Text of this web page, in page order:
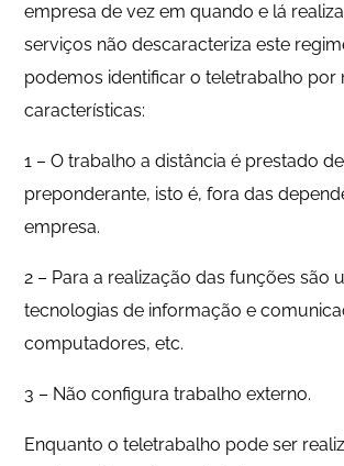
empresa de vez em quando e lá
serviços não descaracteriza este
podemos identificar o teletrabalho por
características:
1 – O trabalho a distância é prestado
preponderante, isto é, fora das
empresa.
2 – Para a realização das funções são
tecnologias de informação e
computadores, etc.
3 – Não configura trabalho externo.
Enquanto o teletrabalho pode ser